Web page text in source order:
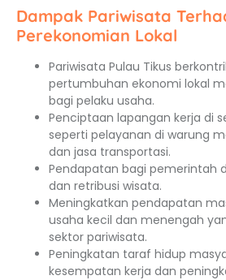
Dampak Pariwisata
Perekonomian Lokal
Pariwisata Pulau Tikus
pertumbuhan ekonomi lokal
bagi pelaku usaha.
Penciptaan lapangan kerja di
seperti pelayanan di warung
dan jasa transportasi.
Pendapatan bagi pemerintah
dan retribusi wisata.
Meningkatkan pendapatan
usaha kecil dan menengah
sektor pariwisata.
Peningkatan taraf hidup
kesempatan kerja dan